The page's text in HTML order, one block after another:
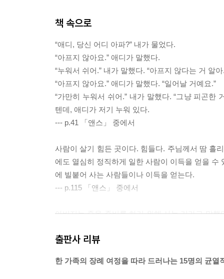
책 속으로
“애디, 당신 어디 아파?” 내가 물었다.
“아프지 않아요.” 애디가 말했다.
“누워서 쉬어.” 내가 말했다. “아프지 않다는 거 알
“아프지 않아요.” 애디가 말했다. “일어날 거예요.”
“가만히 누워서 쉬어.” 내가 말했다. “그냥 피곤
텐데, 애디가 저기 누워 있다.
--- p.41 「앤스」 중에서
사람이 살기 힘든 곳이다. 힘들다. 주님께서 땀 흘
에도 열심히 정직하게 일한 사람이 이득을 얻을
에 빌붙어 사는 사람들이나 이득을 얻는다.
--- p.115 「앤스」 중에서
아버지는 죽을 준비를 하기 위해 사는 거라고 말
누워 있었는데, 의사가 상처 부위를 덮고 꿰맨 후
--- p.184 「애디」 중에서
출판사 리뷰
한 가족의 장례 여정을 따라 드러나는 15명의 균열